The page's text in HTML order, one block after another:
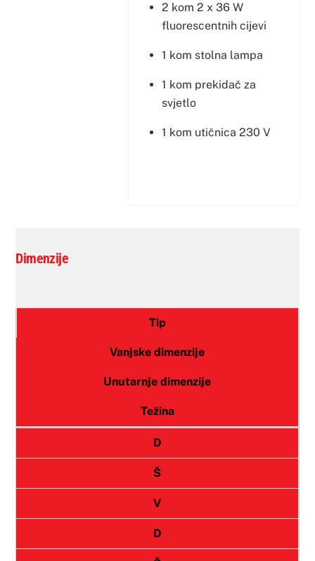
2 kom 2 x 36 W
fluorescentnih cijevi
1 kom stolna lampa
1 kom prekidač za
svjetlo
1 kom utičnica 230 V
Dimenzije
Tip
Vanjske dimenzije
Unutarnje dimenzije
Težina
D
Š
V
D